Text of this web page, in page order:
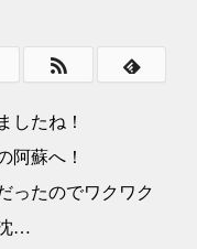
したね！
阿蘇へ！
ったのでワクワク
…